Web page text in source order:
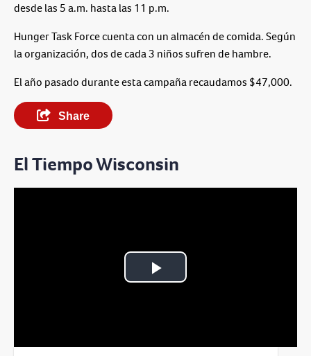
desde las 5 a.m. hasta las 11 p.m.
Hunger Task Force cuenta con un almacén de comida. Según
la organización, dos de cada 3 niños sufren de hambre.
El año pasado durante esta campaña recaudamos $47,000.
Share
El Tiempo Wisconsin
Play